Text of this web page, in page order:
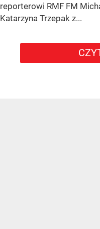
reporterowi RMF FM
Katarzyna Trzepak z...